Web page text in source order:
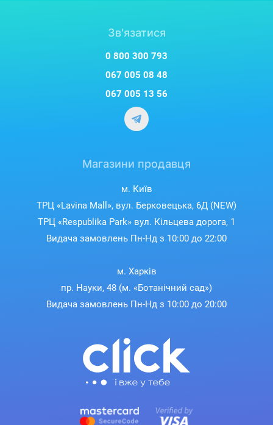
Зв'язатися
0 800 300 793
067 005 08 48
067 005 13 56
Магазини продавця
м. Київ
ТРЦ «Lavina Mall», вул. Берковецька, 6Д (NEW)
ТРЦ «Respublika Park» вул. Кільцева дорога, 1
Видача замовлень Пн-Нд з 10:00 до 22:00
м. Харків
пр. Науки, 48 (м. «Ботанічний сад»)
Видача замовлень Пн-Нд з 10:00 до 20:00